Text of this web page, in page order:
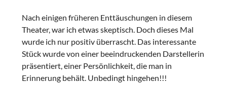
Nach einigen früheren Enttäuschungen in diesem
Theater, war ich etwas skeptisch. Doch dieses Mal
wurde ich nur positiv überrascht. Das interessante
Stück wurde von einer beeindruckenden Darstellerin
präsentiert, einer Persönlichkeit, die man in
Erinnerung behält. Unbedingt hingehen!!!